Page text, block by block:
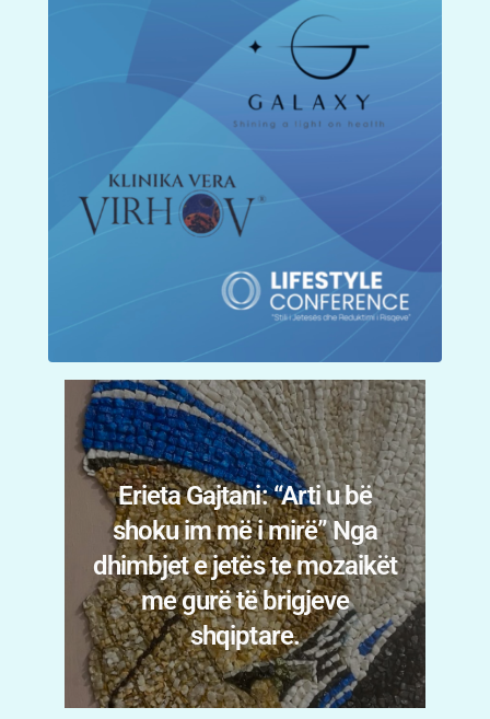
Temperaturat e larta
sforcojnë zemrën:
Kardiologia tregon rreziqet
gjatë verës dhe këshillat që
nuk duhen neglizhuar.